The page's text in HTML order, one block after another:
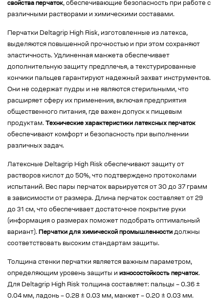
свойства перчаток, обеспечивающие безопасность при работе с
различными растворами и химическими составами.
Перчатки Deltagrip High Risk, изготовленные из латекса,
выделяются повышенной прочностью и при этом сохраняют
эластичность. Удлиненная манжета обеспечивает
дополнительную защиту предплечья, а текстурированные
кончики пальцев гарантируют надежный захват инструментов.
Они не содержат пудры и не являются стерильными, что
расширяет сферу их применения, включая предприятия
общественного питания, где важен допуск к пищевым
продуктам. Технические характеристики латексных перчаток
обеспечивают комфорт и безопасность при выполнении
различных задач.
Латексные Deltagrip High Risk обеспечивают защиту от
растворов кислот до 50%, что подтверждено протоколами
испытаний. Вес пары перчаток варьируется от 30 до 37 грамм
в зависимости от размера. Длина перчаток составляет от 29
до 31 см, что обеспечивает достаточное покрытие руки
(информация о размерах поможет подобрать оптимальный
вариант). Перчатки для химической промышленности должны
соответствовать высоким стандартам защиты.
Толщина стенки перчатки является важным параметром,
определяющим уровень защиты и износостойкость перчаток.
Для Deltagrip High Risk толщина составляет: пальцы – 0.36 ±
0.04 мм, ладонь – 0.28 ± 0.03 мм, манжет – 0.20 ± 0.03 мм.